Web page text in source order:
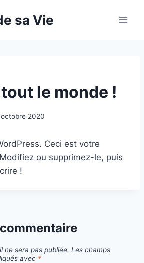
sa Vie
le monde !
octobre 2020
Ceci est votre
ou supprimez-le, puis
!
ne sera pas publiée. Les champs
avec *